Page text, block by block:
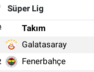
Süper Lig
Takım
Galatasaray
Fenerbahçe